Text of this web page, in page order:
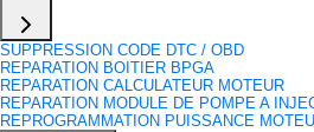
SUPPRESSION CODE DTC / OBD
REPARATION BOITIER BPGA
REPARATION CALCULATEUR MOTEUR
REPARATION MODULE DE POMPE A
REPROGRAMMATION PUISSANCE